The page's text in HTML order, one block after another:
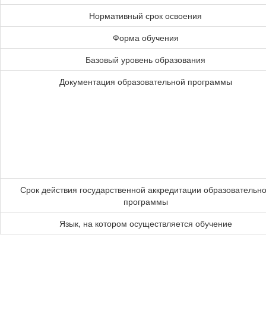
Нормативный срок освоения
Форма обучения
Базовый уровень образования
Документация образовательной программы
Срок действия государственной аккредитации
программы
Язык, на котором осуществляется обучение